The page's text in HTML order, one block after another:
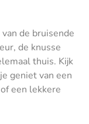
de bruisende
de knusse
thuis. Kijk
geniet van een
een lekkere